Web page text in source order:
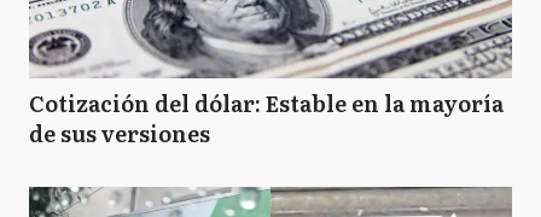
Cotización del dólar: Estable en la mayoría
de sus versiones